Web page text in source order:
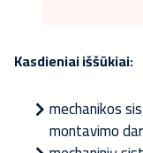
Kasdieniai iššūkiai:
mechanikos
montavimo